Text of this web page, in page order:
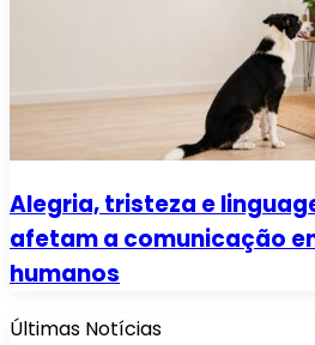
Alegria, tristeza e
afetam a comunicação
humanos
Últimas Notícias